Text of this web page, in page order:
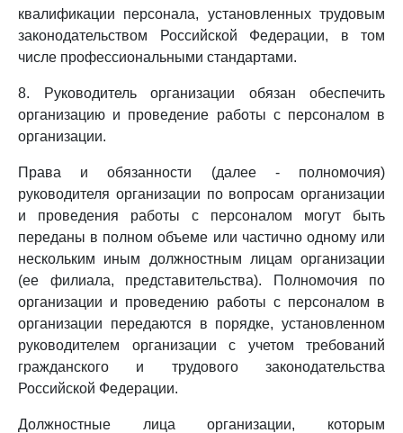
квалификации персонала, установленных трудовым
законодательством Российской Федерации, в том
числе профессиональными стандартами.
8. Руководитель организации обязан обеспечить
организацию и проведение работы с персоналом в
организации.
Права и обязанности (далее - полномочия)
руководителя организации по вопросам организации
и проведения работы с персоналом могут быть
переданы в полном объеме или частично одному или
нескольким иным должностным лицам организации
(ее филиала, представительства). Полномочия по
организации и проведению работы с персоналом в
организации передаются в порядке, установленном
руководителем организации с учетом требований
гражданского и трудового законодательства
Российской Федерации.
Должностные лица организации, которым